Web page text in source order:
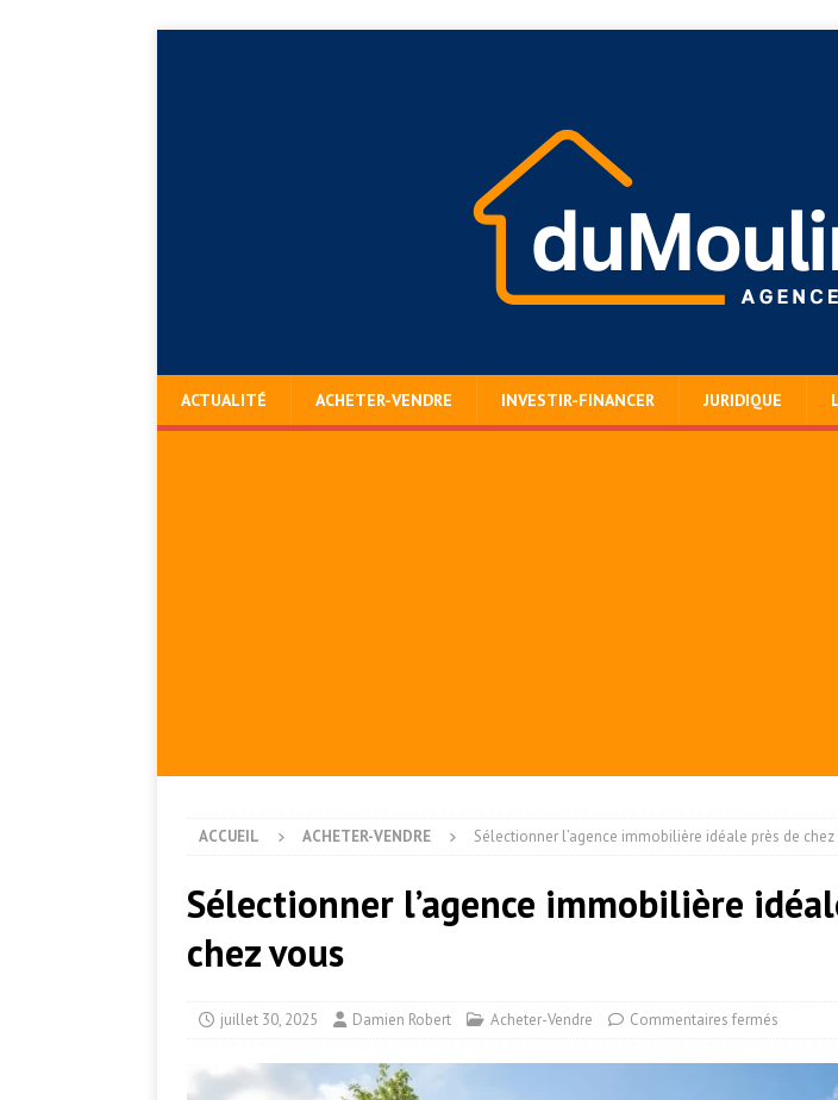
ACTUALITÉ ACHETER-VENDRE INVESTIR-FINANCER JURIDIQUE
ACCUEIL ACHETER-VENDRE Sélectionner l’agence immobilière idéale près de chez
Sélectionner l’agence immobilière
chez vous
juillet 30, 2025 Damien Robert Acheter-Vendre Commentaires fermés